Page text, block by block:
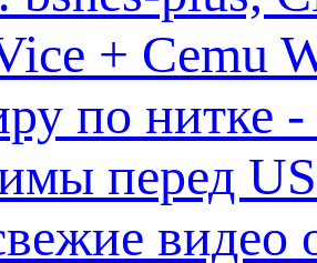
+ Cemu
по нитке
перед